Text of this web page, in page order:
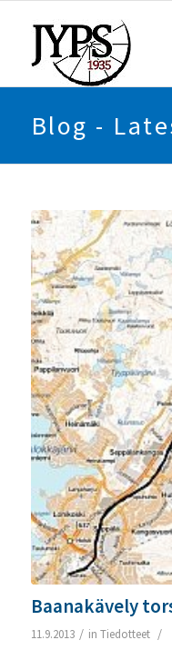
Blog -
Baanakävely
11.9.2013 / in Tiedotteet /